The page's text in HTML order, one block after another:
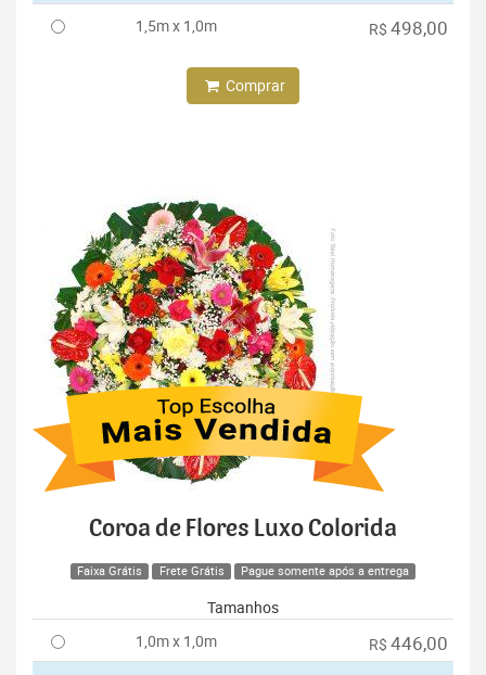
1,5m x 1,0m R$ 498,00
Comprar
Coroa de Flores Luxo Colorida
Faixa Grátis Frete Grátis Pague somente após a entrega
Tamanhos
1,0m x 1,0m
R$ 446,00